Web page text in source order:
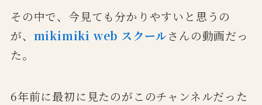
その中で、今見ても分かりやすいと思うの
が、 mikimiki web スクールさんの動画だっ
た。
6年前に最初に見たのがこのチャンネルだった